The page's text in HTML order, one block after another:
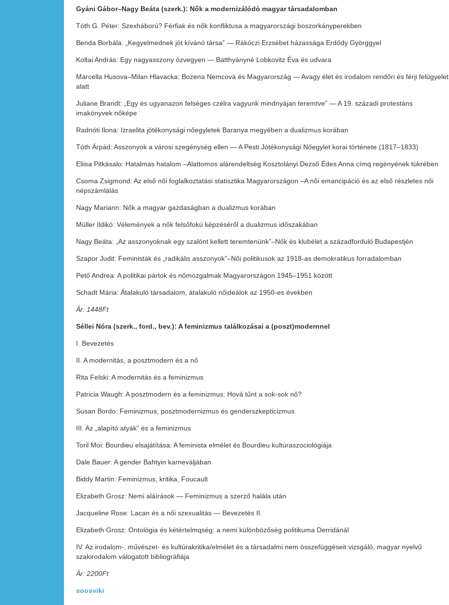
Gyáni Gábor–Nagy Beáta (szerk.): Nők a modernizálódó magyar társadalomban
Tóth G. Péter: Szexháború? Férfiak és nők konfliktusa a magyarországi boszorkányperekben
Benda Borbála: „Kegyelmednek jót kívánó társa” — Rákóczi Erzsébet házassága Erdődy Györggyel
Koltai András: Egy nagyasszony özvegyen — Batthyányné Lobkovitz Éva és udvara
Marcella Husova–Milan Hlavacka: Bozena Nemcová és Magyarország — Avagy élet és irodalom rendőri és férji felügyelet
alatt
Juliane Brandt: „Egy és ugyanazon felséges czélra vagyunk mindnyájan teremtve” — A 19. századi protestáns
imakönyvek nőképe
Radnóti Ilona: Izraelita jótékonysági nőegyletek Baranya megyében a dualizmus korában
Tóth Árpád: Asszonyok a városi szegénység ellen — A Pesti Jótékonysági Nőegylet korai története (1817–1833)
Eliisa Pitkäsalo: Hatalmas hatalom –Alattomos alárendeltség Kosztolányi Dezső Édes Anna címq regényének tükrében
Csoma Zsigmond: Az első női foglalkoztatási statisztika Magyarországon –A női emancipáció és az első részletes női
népszámlálás
Nagy Mariann: Nők a magyar gazdaságban a dualizmus korában
Müller Ildikó: Vélemények a nők felsőfokú képzéséről a dualizmus időszakában
Nagy Beáta: „Az asszonyoknak egy szalónt kellett teremtenünk”–Nők és klubélet a századforduló Budapestjén
Szapor Judit: Feministák és „radikális asszonyok”–Női politikusok az 1918-as demokratikus forradalomban
Pető Andrea: A politikai pártok és nőmozgalmak Magyarországon 1945–1951 között
Schadt Mária: Átalakuló társadalom, átalakuló nőideálok az 1950-es években
Ár: 1448Ft
Séllei Nóra (szerk., ford., bev.): A feminizmus találkozásai a (poszt)modernnel
I. Bevezetés
II. A modernitás, a posztmodern és a nő
Rita Felski: A modernitás és a feminizmus
Patricia Waugh: A posztmodern és a feminizmus: Hová tűnt a sok-sok nő?
Susan Bordo: Feminizmus, posztmodernizmus és genderszkepticizmus
III. Az „alapító atyák” és a feminizmus
Toril Moi: Bourdieu elsajátítása: A feminista elmélet és Bourdieu kultúraszociológiája
Dale Bauer: A gender Bahtyin karneváljában
Biddy Martin: Feminizmus, kritika, Foucault
Elizabeth Grosz: Nemi aláírások — Feminizmus a szerző halála után
Jacqueline Rose: Lacan és a női szexualitás — Bevezetés II.
Elizabeth Grosz: Ontológia és kétértelmqség: a nemi különbözőség politikuma Derridánál
IV. Az irodalom-, művészet- és kultúrakritika/elmélet és a társadalmi nem összefüggéseit vizsgáló, magyar nyelvű
szakirodalom válogatott bibliográfiája
Ár: 2200Ft
soosviki